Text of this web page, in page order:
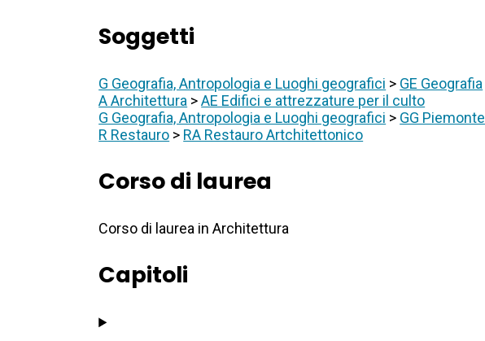
Soggetti
G Geografia, Antropologia e Luoghi geografici > GE Geografia
A Architettura >AE Edifici e attrezzature per il culto
G Geografia, Antropologia e Luoghi geografici > GG Piemonte
R Restauro > RA Restauro Artchitettonico
Corso di laurea
Corso di laurea in Architettura
Capitoli